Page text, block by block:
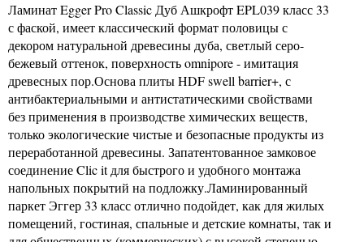
Ламинат Egger Pro Classic Дуб Ашкрофт EPL039 класс 33
с фаской, имеет классический формат половицы с
декором натуральной древесины дуба, светлый серо-
бежевый оттенок, поверхность omnipore - имитация
древесных пор.Основа плиты HDF swell barrier+, с
антибактериальными и антистатическими свойствами
без применения в производстве химических веществ,
только экологические чистые и безопасные продукты из
переработанной древесины. Запатентованное замковое
соединение Clic it для быстрого и удобного монтажа
напольных покрытий на подложку.Ламинированный
паркет Эггер 33 класс отлично подойдет, как для жилых
помещений, гостиная, спальные и детские комнаты, так и